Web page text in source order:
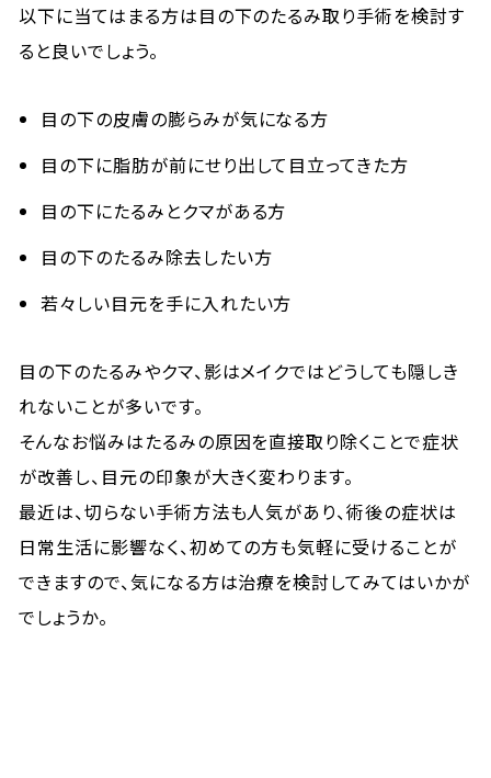
以下に当てはまる方は目の下のたるみ取り手術を検討す
ると良いでしょう。
目の下の皮膚の膨らみが気になる方
目の下に脂肪が前にせり出して目立ってきた方
目の下にたるみとクマがある方
目の下のたるみ除去したい方
若々しい目元を手に入れたい方
目の下のたるみやクマ、影はメイクではどうしても隠しき
れないことが多いです。
そんなお悩みはたるみの原因を直接取り除くことで症状
が改善し、目元の印象が大きく変わります。
最近は、切らない手術方法も人気があり、術後の症状は
日常生活に影響なく、初めての方も気軽に受けることが
できますので、気になる方は治療を検討してみてはいかが
でしょうか。